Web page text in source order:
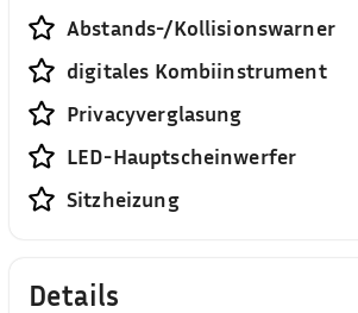
Abstands-/Kollisionswarner
digitales Kombiinstrument
Privacyverglasung
LED-Hauptscheinwerfer
Sitzheizung
Details